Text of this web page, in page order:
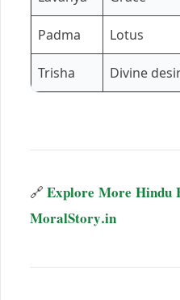
Padma Lotus
Trisha Divine
🔗Explore More Hindu
MoralStory.in